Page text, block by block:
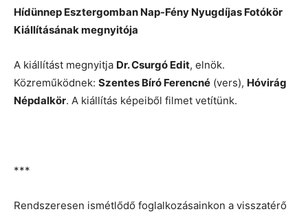
Hídünnep Esztergomban Nap-Fény Nyugdíjas Fotókör
Kiállításának megnyitója
A kiállítást megnyitja Dr. Csurgó Edit, elnök.
Közreműködnek: Szentes Bíró Ferencné (vers), Hóvirág
Népdalkör. A kiállítás képeiből filmet vetítünk.
***
Rendszeresen ismétlődő foglalkozásainkon a visszatérő